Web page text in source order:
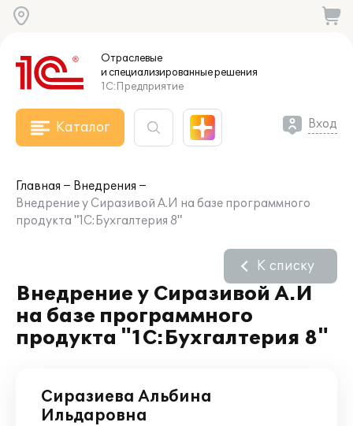
Отраслевые
и специализированныерешения
1С:Предприятие
Каталог Вход
Главная
Внедрения
Внедрение у Сиразивой А.И на базе программного
продукта "1С:Бухгалтерия 8"
Внедрение у Сиразивой А.И
на базе программного
продукта "1С:Бухгалтерия 8"
К списку
Сиразиева Альбина
Ильдаровна